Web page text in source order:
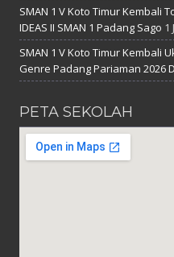
SMAN 1 V Koto Timur Kembali
IDEAS II SMAN 1 Padang Sago 1
SMAN 1 V Koto Timur Kembali
Genre Padang Pariaman 2026
PETA SEKOLAH